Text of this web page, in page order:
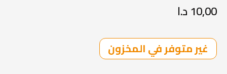
10,00د.ا
غير متوفر في المخزون